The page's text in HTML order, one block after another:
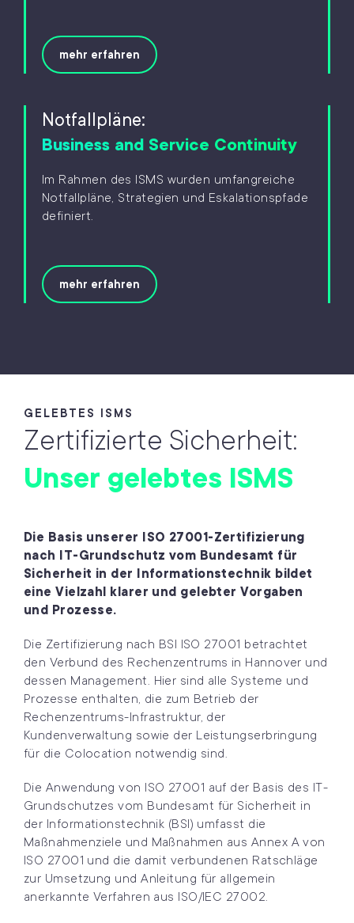
mehr erfahren
Notfallpläne:
Business and Service Continuity
Im Rahmen des ISMS wurden umfangreiche
Notfallpläne, Strategien und Eskalationspfade
definiert.
mehr erfahren
GELEBTES ISMS
Zertifizierte Sicherheit:
Unser gelebtes ISMS
Die Basis unserer ISO 27001-Zertifizierung
nach IT-Grundschutz vom Bundesamt für
Sicherheit in der Informationstechnik bildet
eine Vielzahl klarer und gelebter Vorgaben
und Prozesse.
Die Zertifizierung nach BSI ISO 27001 betrachtet
den Verbund des Rechenzentrums in Hannover und
dessen Management. Hier sind alle Systeme und
Prozesse enthalten, die zum Betrieb der
Rechenzentrums-Infrastruktur, der
Kundenverwaltung sowie der Leistungserbringung
für die Colocation notwendig sind.
Die Anwendung von ISO 27001 auf der Basis des IT-
Grundschutzes vom Bundesamt für Sicherheit in
der Informationstechnik (BSI) umfasst die
Maßnahmenziele und Maßnahmen aus Annex A von
ISO 27001 und die damit verbundenen Ratschläge
zur Umsetzung und Anleitung für allgemein
anerkannte Verfahren aus ISO/IEC 27002.